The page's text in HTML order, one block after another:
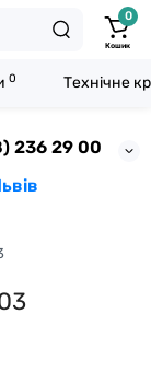
236 29 00
0
Кошик
0 Технічне